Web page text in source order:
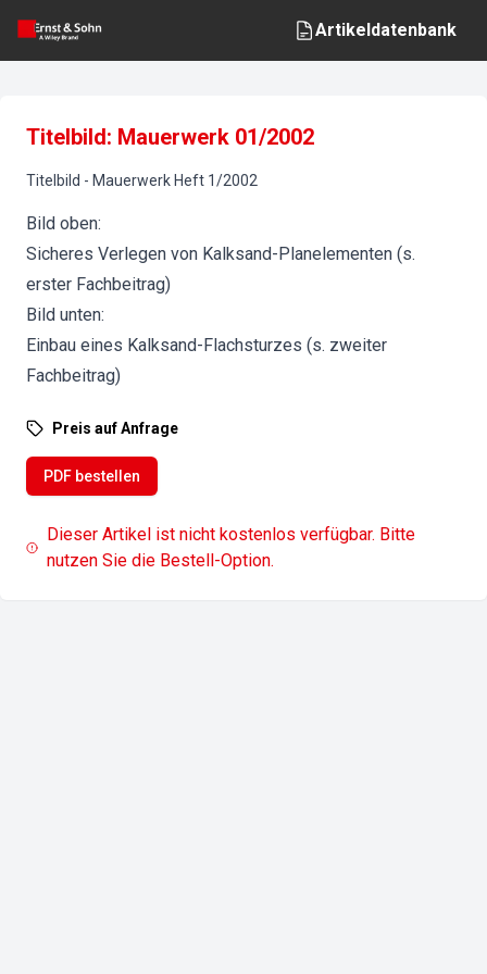
Artikeldatenbank
Titelbild: Mauerwerk 01/2002
Titelbild - Mauerwerk Heft 1/2002
Bild oben:
Sicheres Verlegen von Kalksand-Planelementen (s.
erster Fachbeitrag)
Bild unten:
Einbau eines Kalksand-Flachsturzes (s. zweiter
Fachbeitrag)
Preis auf Anfrage
PDF bestellen
Dieser Artikel ist nicht kostenlos verfügbar. Bitte
nutzen Sie die Bestell-Option.